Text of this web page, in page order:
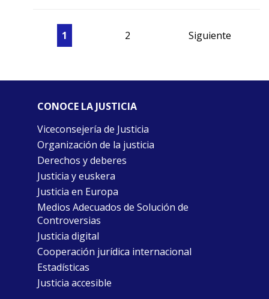
1 2 Siguiente
CONOCE LA JUSTICIA
Viceconsejería de Justicia
Organización de la justicia
Derechos y deberes
Justicia y euskera
Justicia en Europa
Medios Adecuados de Solución de
Controversias
Justicia digital
Cooperación jurídica internacional
Estadísticas
Justicia accesible